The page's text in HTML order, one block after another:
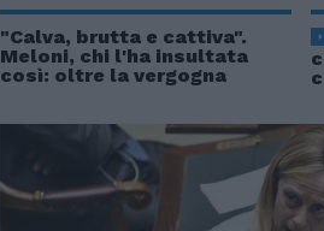
"Calva, brutta e cattiva".
Meloni, chi l'ha insultata
così: oltre la vergogna